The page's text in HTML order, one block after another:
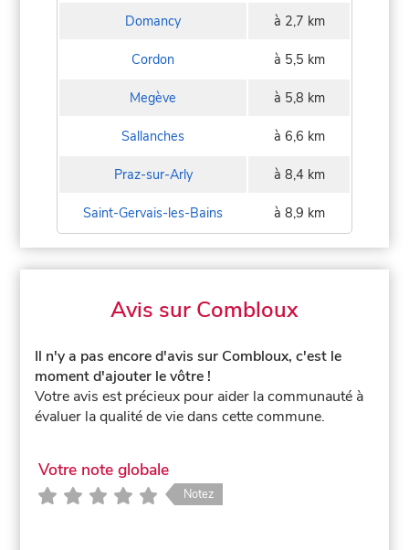
Domancy à 2,7 km
Cordon à 5,5 km
Megève à 5,8 km
Sallanches à 6,6 km
Praz-sur-Arly à 8,4 km
Saint-Gervais-les-Bains à 8,9 km
Avis sur Combloux
Il n'y a pas encore d'avis sur Combloux, c'est le
moment d'ajouter le vôtre !
Votre avis est précieux pour aider la communauté à
évaluer la qualité de vie dans cette commune.
Votre note globale
Notez